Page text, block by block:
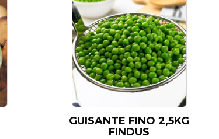
GUISANTE FINO 2,5KG
FINDUS